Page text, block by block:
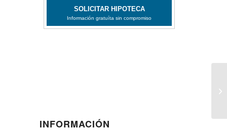
INFORMACIÓN